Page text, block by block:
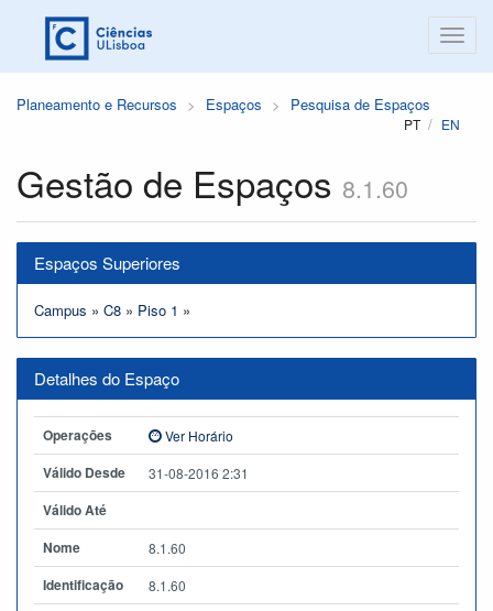
Planeamento e Recursos Espaços Pesquisa de Espaços
PT EN
Gestão de Espaços 8.1.60
Espaços Superiores
Campus » C8 » Piso 1 »
Detalhes do Espaço
Operações Ver Horário
Válido Desde 31-08-2016 2:31
Válido Até
Nome
8.1.60
Identificação 8.1.60